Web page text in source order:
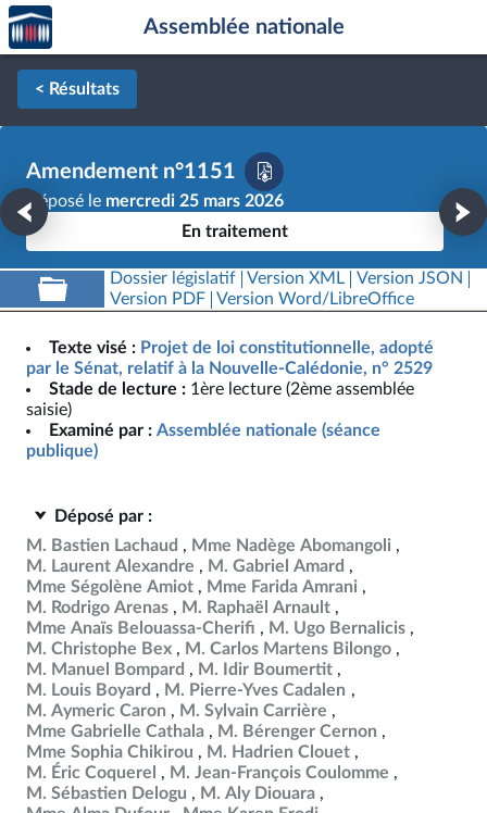
Aller au contenu
Aller en bas de la page
Accèder
à la
page
d'accueil
Assemblée nationale
< Résultats
Amendement n°1151
Déposé le mercredi 25 mars 2026
En traitement
Dossier législatif Version XML
Version JSON
Version PDF
Version Word/LibreOffice
Texte visé : Projet de loi constitutionnelle, adopté
par le Sénat, relatif à la Nouvelle-Calédonie, n° 2529
Stade de lecture : 1ère lecture (2ème assemblée
saisie)
Examiné par : Assemblée nationale (séance
publique)
Déposé par :
M. Bastien Lachaud
Mme Nadège Abomangoli
M. Laurent Alexandre
M. Gabriel Amard
Mme Ségolène Amiot
Mme Farida Amrani
M. Rodrigo Arenas
M. Raphaël Arnault
Mme Anaïs Belouassa-Cherifi
M. Ugo Bernalicis
M. Christophe Bex
M. Carlos Martens Bilongo
M. Manuel Bompard
M. Idir Boumertit
M. Louis Boyard
M. Pierre-Yves Cadalen
M. Aymeric Caron
M. Sylvain Carrière
Mme Gabrielle Cathala
M. Bérenger Cernon
Mme Sophia Chikirou
M. Hadrien Clouet
M. Éric Coquerel
M. Jean-François Coulomme
M. Sébastien Delogu
M. Aly Diouara